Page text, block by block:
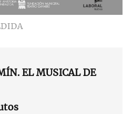
EL MUSICAL DE